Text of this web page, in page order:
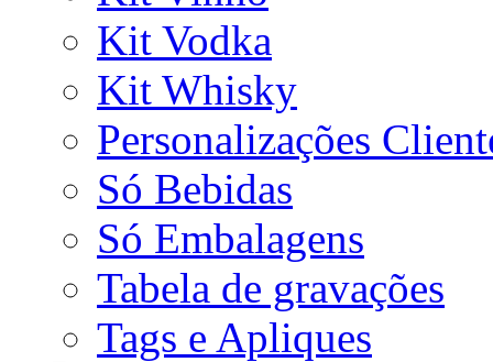
Kit Vodka
Kit Whisky
Personalizações
Só Bebidas
Só Embalagens
Tabela de gravações
Tags e Apliques